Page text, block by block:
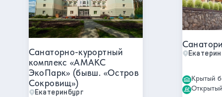
Санаторно-курортный
комплекс «АМАКС
ЭкоПарк» (бывш. «Остров
Сокровищ»)
Екатеринбург
Крытый